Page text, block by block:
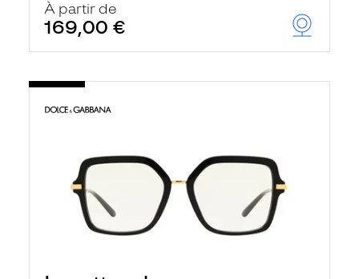
À partir de
169,00 €